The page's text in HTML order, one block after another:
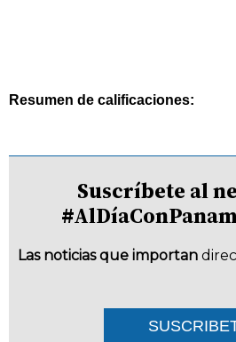
Resumen de calificaciones:
Suscríbete al
Las noticias que importan